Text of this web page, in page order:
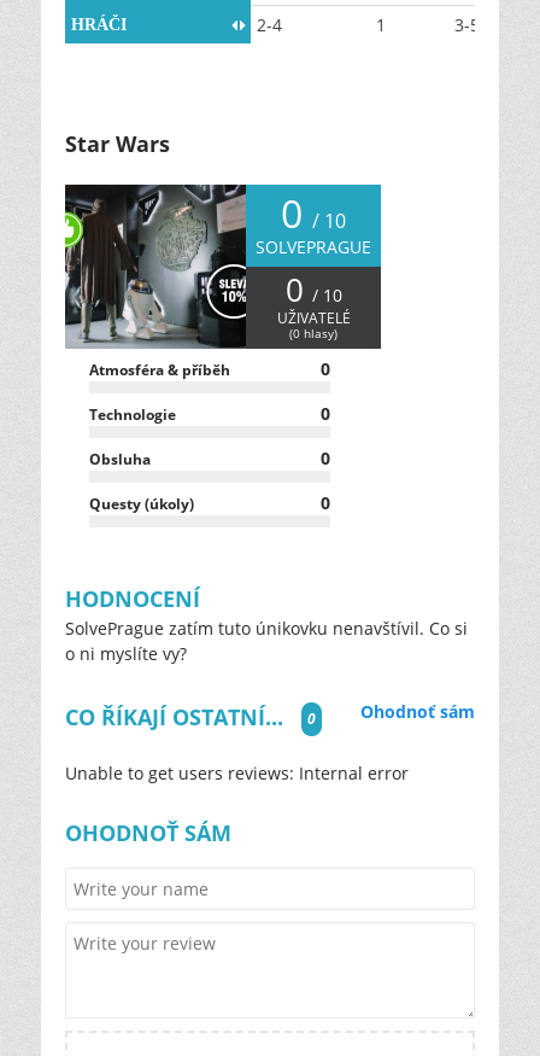
HRÁČI
2-4
1
3-5
Star Wars
0 / 10
SOLVEPRAGUE
0 / 10
UŽIVATELÉ
(0 hlasy)
Atmosféra & příběh 0
Technologie 0
Obsluha 0
Questy (úkoly) 0
HODNOCENÍ
SolvePrague zatím tuto únikovku nenavštívil. Co si
o ni myslíte vy?
CO ŘÍKAJÍ OSTATNÍ... 0 Ohodnoť sám
Unable to get users reviews: Internal error
OHODNOŤ SÁM